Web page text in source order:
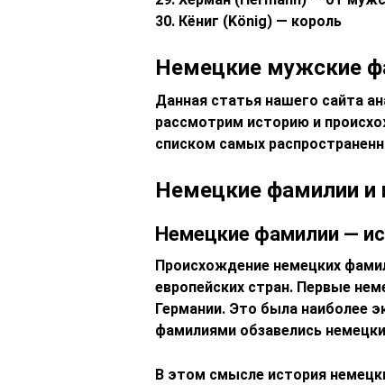
30. Кёниг (König) — король
Немецкие мужские
Данная статья нашего сайта
рассмотрим историю и
списком самых
Немецкие фамилии и
Немецкие фамилии —
Происхождение немецких
европейских стран. Первые
Германии. Это была наиболее
фамилиями обзавелись
В этом смысле история